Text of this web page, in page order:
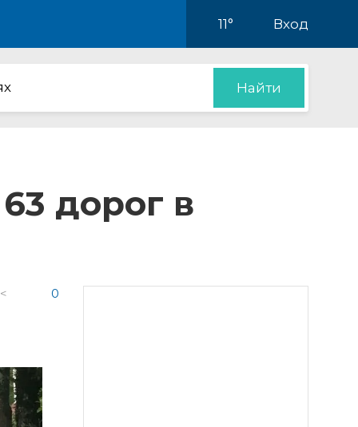
11° Вход
Найти
дорог в
0